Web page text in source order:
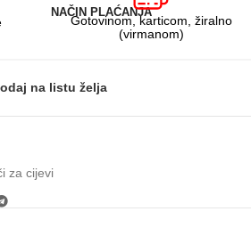
NAČIN PLAĆANJA
Gotovinom, karticom, žiralno
(virmanom)
na listu želja
za cijevi